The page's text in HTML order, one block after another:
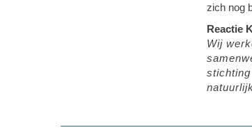
zich nog
Reactie
Wij